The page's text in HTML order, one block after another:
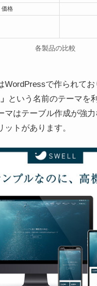
価格
各製品の比較
WordPressで作られて
という名前のテーマを
マはテーブル作成が強
ットがあります。